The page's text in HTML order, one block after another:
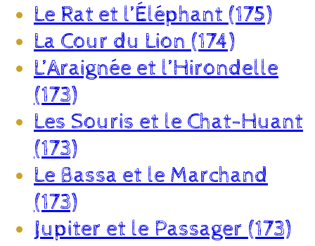
Le Rat et l’Éléphant (175)
La Cour du Lion (174)
L’Araignée et l’Hirondelle
(173)
Les Souris et le Chat-Huant
(173)
Le Bassa et le Marchand
(173)
Jupiter et le Passager (173)